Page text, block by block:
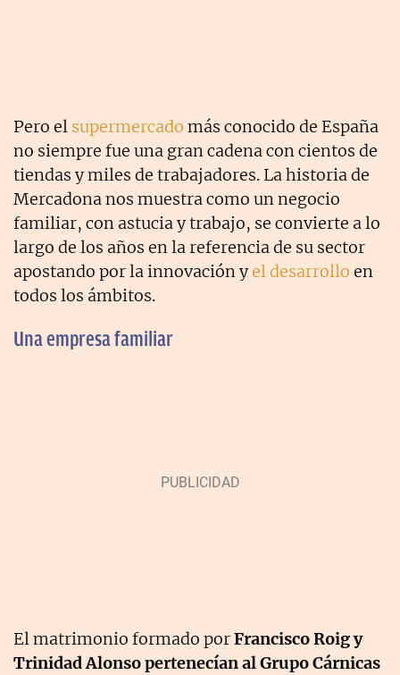
Pero el supermercado más conocido de España
no siempre fue una gran cadena con cientos de
tiendas y miles de trabajadores. La historia de
Mercadona nos muestra como un negocio
familiar, con astucia y trabajo, se convierte a lo
largo de los años en la referencia de su sector
apostando por la innovación yel desarrollo en
todos los ámbitos.
Una empresa familiar
El matrimonio formado porFrancisco Roig y
Trinidad Alonso pertenecían al Grupo Cárnicas